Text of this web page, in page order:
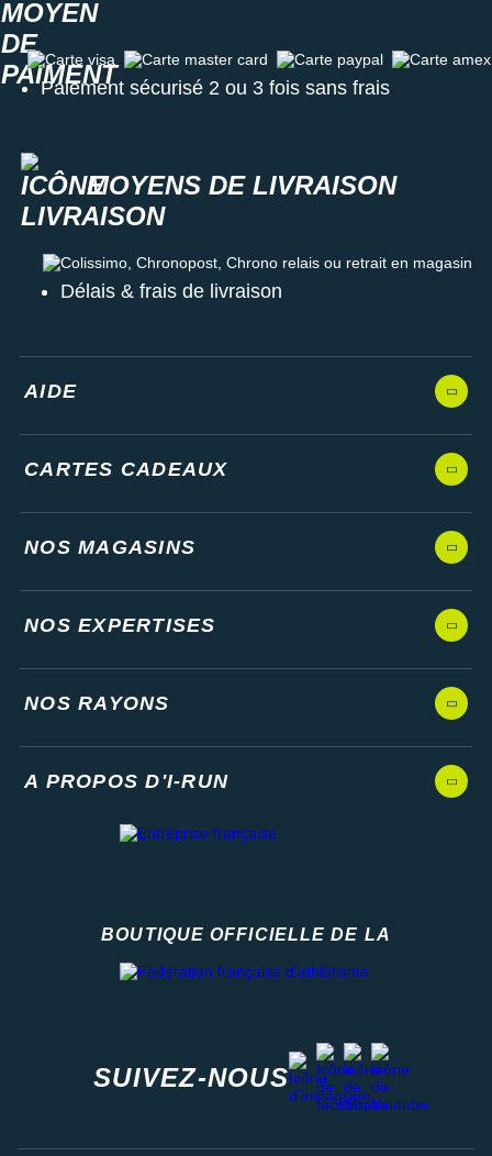
Carte visa Carte master card Carte paypal Carte amex
Paiement sécurisé 2 ou 3 fois sans frais
MOYENS DE LIVRAISON
Colissimo, Chronopost, Chrono relais ou retrait en magasin
Délais & frais de livraison
AIDE
CARTES CADEAUX
NOS MAGASINS
NOS EXPERTISES
NOS RAYONS
A PROPOS D'I-RUN
BOUTIQUE OFFICIELLE DE LA
SUIVEZ-NOUS
instagram
facebook
stravayoutube